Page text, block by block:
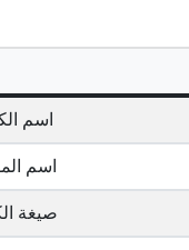
اسم
اسم
صيغة